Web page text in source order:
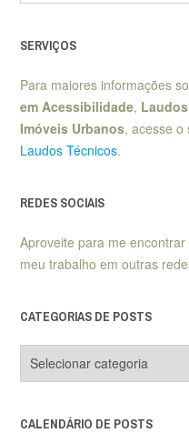
SERVIÇOS
Para maiores informações
em Acessibilidade,
Imóveis Urbanos, acesse o
Laudos Técnicos.
REDES SOCIAIS
Aproveite para me
meu trabalho em outras
CATEGORIAS DE POSTS
de
CALENDÁRIO DE POSTS